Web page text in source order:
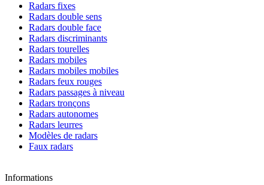
Radars fixes
Radars double sens
Radars double face
Radars discriminants
Radars tourelles
Radars mobiles
Radars mobiles mobiles
Radars feux rouges
Radars passages à niveau
Radars tronçons
Radars autonomes
Radars leurres
Modèles de radars
Faux radars
Informations